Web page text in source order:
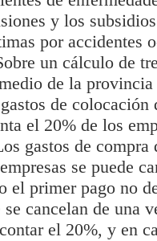
y los
por accidentes
un cálculo de
de la provincia
de colocación
el 20% de los
gastos de compra
se puede
el primer pago no
se cancelan de una
el 20%, y en